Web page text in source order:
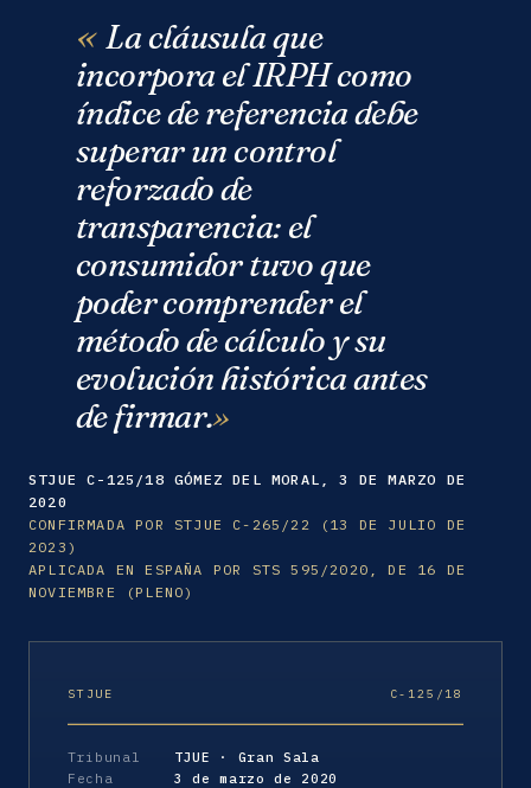
La cláusula que
incorpora el IRPH como
índice de referencia debe
superar un control
reforzado de
transparencia: el
consumidor tuvo que
poder comprender el
método de cálculo y su
evolución histórica antes
de firmar.
STJUE C-125/18 GÓMEZ DEL MORAL, 3 DE MARZO DE
2020
CONFIRMADA POR STJUE C-265/22 (13 DE JULIO DE
2023)
APLICADA EN ESPAÑA POR STS 595/2020, DE 16 DE
NOVIEMBRE (PLENO)
STJUE C-125/18
Tribunal
TJUE · Gran Sala
Fecha
3 de marzo de 2020